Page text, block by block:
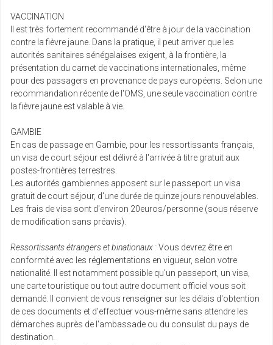
VACCINATION
Il est très fortement recommandé d'être à jour de la vaccination
contre la fièvre jaune. Dans la pratique, il peut arriver que les
autorités sanitaires sénégalaises exigent, à la frontière, la
présentation du carnet de vaccinations internationales, même
pour des passagers en provenance de pays européens. Selon une
recommandation récente de l'OMS, une seule vaccination contre
la fièvre jaune est valable à vie.
GAMBIE
En cas de passage en Gambie, pour les ressortissants français,
un visa de court séjour est délivré à l'arrivée à titre gratuit aux
postes-frontières terrestres.
Les autorités gambiennes apposent sur le passeport un visa
gratuit de court séjour, d'une durée de quinze jours renouvelables.
Les frais de visa sont d'environ 20euros/personne (sous réserve
de modification sans préavis).
Ressortissants étrangers et binationaux :Vous devrez être en
conformité avec les réglementations en vigueur, selon votre
nationalité. Il est notamment possible qu'un passeport, un visa,
une carte touristique ou tout autre document officiel vous soit
demandé. Il convient de vous renseigner sur les délais d'obtention
de ces documents et d'effectuer vous-même sans attendre les
démarches auprès de l'ambassade ou du consulat du pays de
destination.